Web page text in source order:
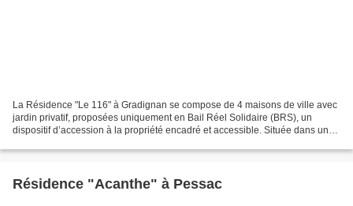
La Résidence "Le 116" à Gradignan se compose de 4 maisons de ville avec
jardin privatif, proposées uniquement en Bail Réel Solidaire (BRS), un
dispositif d’accession à la propriété encadré et accessible. Située dans une
Résidence "Acanthe" à Pessac